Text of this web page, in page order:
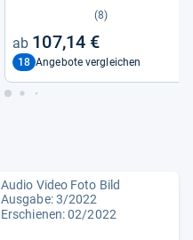
(8)
107,14 €
18 Angebote vergleichen
Audio Video Foto Bild
Ausgabe: 3/2022
Erschienen: 02/2022